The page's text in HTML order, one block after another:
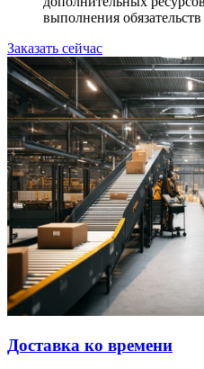
выполнения
Заказать сейчас
Доставка ко времени